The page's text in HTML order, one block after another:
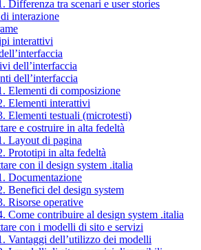
Differenza tra scenari e user stories
interazione
interattivi
dell’interfaccia
dell’interfaccia
Elementi di composizione
Elementi interattivi
Elementi testuali (microtesti)
e costruire in alta fedeltà
Layout di pagina
Prototipi in alta fedeltà
con il design system .italia
Documentazione
Benefici del design system
Risorse operative
Come contribuire al design system .italia
con i modelli di sito e servizi
Vantaggi dell’utilizzo dei modelli